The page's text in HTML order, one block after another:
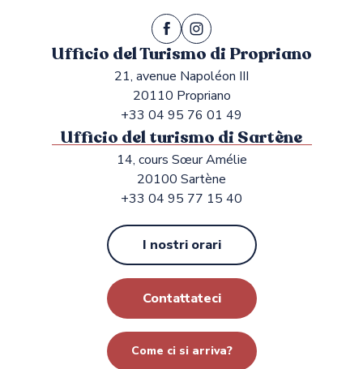
Ufficio del Turismo di Propriano
21, avenue Napoléon III
20110 Propriano
+33 04 95 76 01 49
Ufficio del turismo di Sartène
14, cours Sœur Amélie
20100 Sartène
+33 04 95 77 15 40
I nostri orari
Contattateci
Come ci si arriva?